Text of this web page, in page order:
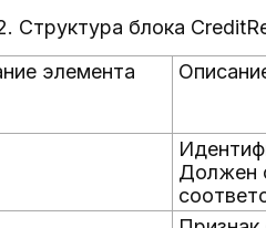
Структура блока
элемента
Должен